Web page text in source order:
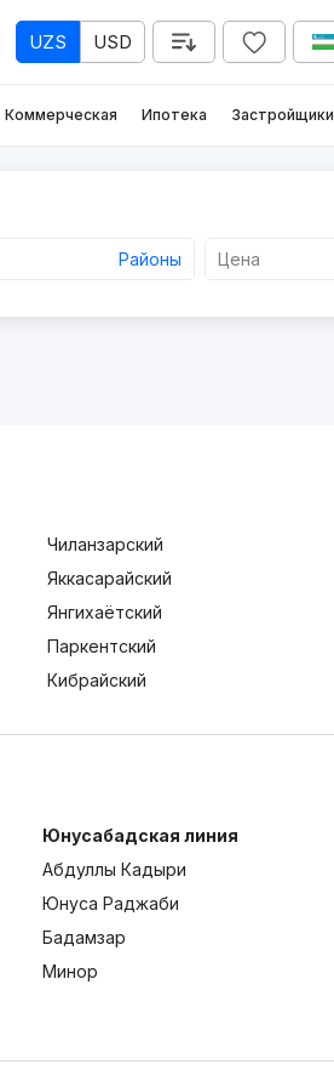
UZS USD
Коммерческая Ипотека Застройщики
Районы Цена
Чиланзарский
Яккасарайский
Янгихаётский
Паркентский
Кибрайский
Юнусабадская линия
Абдуллы Кадыри
Юнуса Раджаби
Бадамзар
Минор